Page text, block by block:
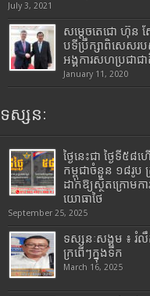
July 3, 2021
សម្តេចតេជោ ហ៊ុន
បទីប្រឹក្សាពិសេសរប
អង្គការសហប្រជាជ
January 11, 2020
ទស្សនៈ
ថ្ងៃនេះជា ថ្ងៃទី៥
កម្ពុជាចំនួន ១៨រូប
ដាក់ឱ្យស្ថិតក្រោមក
យោធាថៃ
September 25, 2025
ទស្សនៈសង្គម ៖ រំ
ក្រពើៗក្នុងទឹក
March 16, 2025